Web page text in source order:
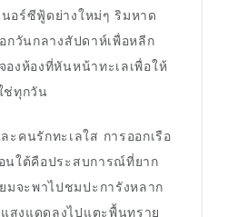
อร์ซีฟู้ดย่างใหม่ๆ ริมหาด
กวันกลางสัปดาห์เพื่อหลีก
งห้องที่หันหน้าทะเลเพื่อให้
ช่ทุกวัน
ะคนรักทะเลใส การออกเรือ
นใต้คือประสบการณ์ที่ยาก
จะพาไปชมปะการังหลาก
สงแดดลงไปแตะพื้นทราย